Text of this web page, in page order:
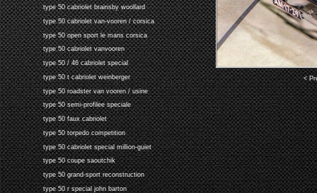
type 50 cabriolet brainsby woollard
type 50 cabriolet van-vooren / corsica
type 50 open sport le mans corsica
type 50 cabriolet vanvooren
type 50 / 46 cabriolet special
type 50 t cabriolet weinberger
type 50 roadster van vooren / usine
type 50 semi-profilee speciale
type 50 faux cabriolet
type 50 torpedo competition
type 50 cabriolet special million-guiet
type 50 coupe saoutchik
type 50 grand-sport reconstruction
type 50 r special john barton
<